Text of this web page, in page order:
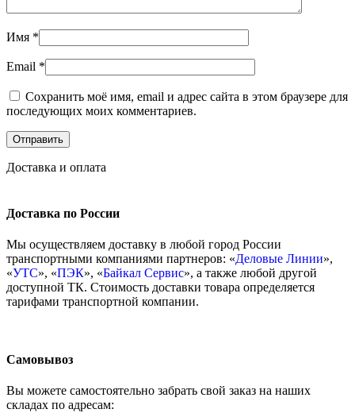
Имя *
Email *
Сохранить моё имя, email и адрес сайта в этом браузере для
последующих моих комментариев.
Доставка и оплата
Доставка по России
Мы осуществляем доставку в любой город России
транспортными компаниями партнеров: «Деловые Линии»,
«УТС», «ПЭК», «Байкал Сервис», а также любой другой
доступной ТК. Стоимость доставки товара определяется
тарифами транспортной компании.
Самовывоз
Вы можете самостоятельно забрать свой заказ на наших
складах по адресам: